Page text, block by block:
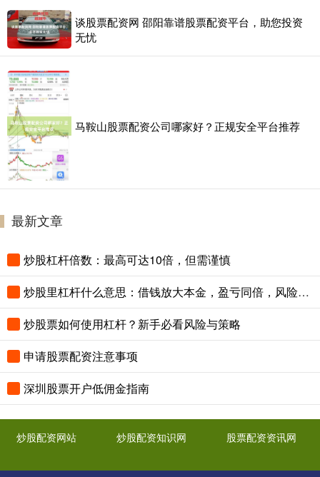
谈股票配资网 邵阳靠谱股票配资平台，助您投资
无忧
马鞍山股票配资公司哪家好？正规安全平台推荐
最新文章
炒股杠杆倍数：最高可达10倍，但需谨慎
炒股里杠杆什么意思：借钱放大本金，盈亏同倍，风险极高。
炒股票如何使用杠杆？新手必看风险与策略
申请股票配资注意事项
深圳股票开户低佣金指南
炒股配资网站 炒股配资知识网 股票配资资讯网